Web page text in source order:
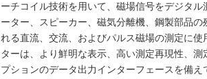
ーチコイル技術を用いて、磁場信号をデジタ
ーター、スピーカー、磁気分離機、鋼製部品
れる直流、交流、およびパルス磁場の測定に
ターは、より鮮明な表示、高い測定再現性、
プションのデータ出力インターフェースを備